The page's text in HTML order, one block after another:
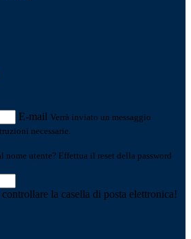
E-mail Verrà inviato un messaggio
necessarie.
nome utente? Effettua il reset della password
la casella di posta elettronica!